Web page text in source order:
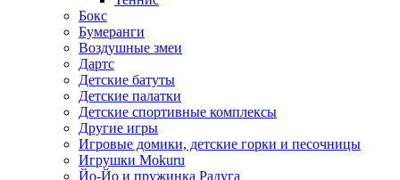
Бокс
Бумеранги
Воздушные змеи
Дартс
Детские батуты
Детские палатки
Детские спортивные комплексы
Другие игры
Игровые домики, детские горки и песочницы
Игрушки Mokuru
Йо-Йо и пружинка Радуга